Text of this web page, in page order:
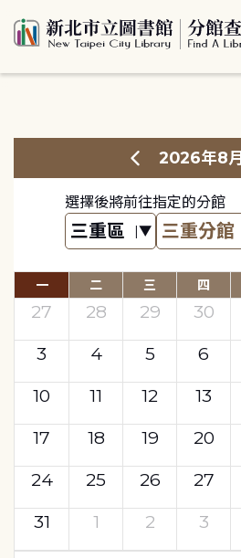
2026年8月
選擇後將前往指定的分館
一 二 三 四
27 28 29 30
3
4 5 6
10
11 12 13
17
18 19 20
24
25 26 27
31
1 2 3